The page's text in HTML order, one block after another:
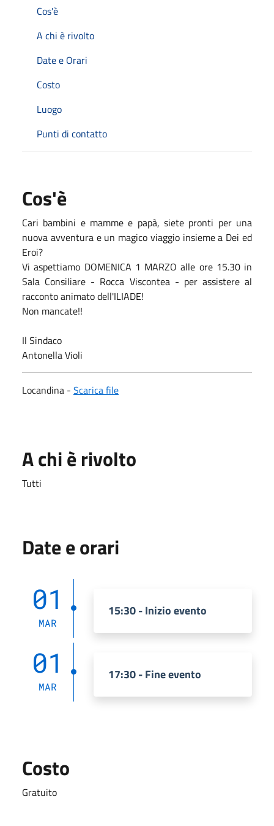
Cos'è
A chi è rivolto
Date e Orari
Costo
Luogo
Punti di contatto
Cos'è
Cari bambini e mamme e papà, siete pronti per una
nuova avventura e un magico viaggio insieme a Dei ed
Eroi?
Vi aspettiamo DOMENICA 1 MARZO alle ore 15.30 in
Sala Consiliare - Rocca Viscontea - per assistere al
racconto animato dell'ILIADE!
Non mancate!!
Il Sindaco
Antonella Violi
Locandina - Scarica file
A chi è rivolto
Tutti
Date e orari
01
MAR
15:30 - Inizio evento
01
MAR
17:30 - Fine evento
Costo
Gratuito